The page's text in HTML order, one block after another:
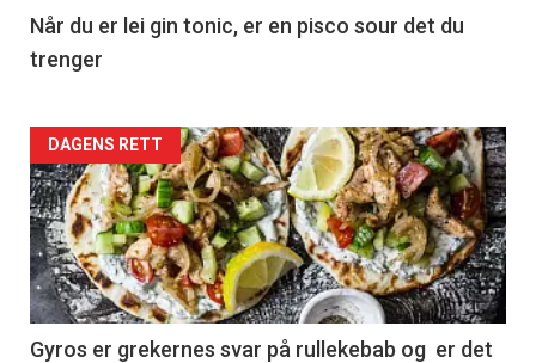
Når du er lei gin tonic, er en pisco sour det du
trenger
Forsiden
akkurat
nå
-
2
DAGENS RETT
Gyros er grekernes svar på rullekebab og er det